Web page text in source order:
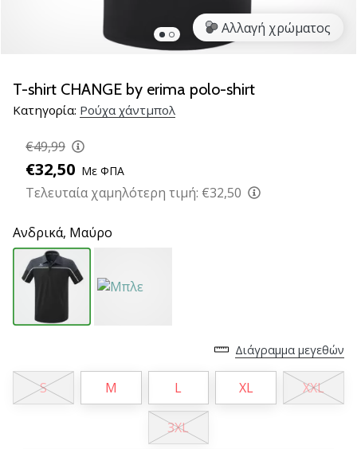
Accelerate
SQD
Ανακάλυψε
τις
τεχνικές
και
μάθε
αν
αξίζει…
25. 11. 2024
Γίνετε
πρεσβευτής
Αλλαγή χρώματος
T-shirt CHANGE by erima polo-shirt
Κατηγορία: Ρούχα χάντμπολ
€49,99
€32,50 Με ΦΠΑ
Τελευταία χαμηλότερη τιμή: €32,50
Ανδρικά, Μαύρο
Διάγραμμα μεγεθών
S M L XL XXL
3XL